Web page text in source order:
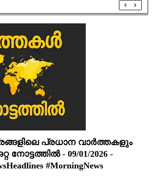
പ്രധാന വാർത്തകളും
നോട്ടത്തിൽ - 09/01/2026 -
#MorningNews